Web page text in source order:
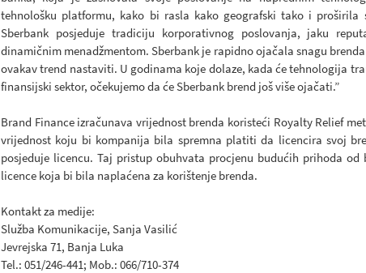
tehnološku platformu, kako bi rasla kako geografski tako i proširila
Sberbank posjeduje tradiciju korporativnog poslovanja, jaku
dinamičnim menadžmentom. Sberbank je rapidno ojačala snagu
ovakav trend nastaviti. U godinama koje dolaze, kada će tehnologija
finansijski sektor, očekujemo da će Sberbank brend još više ojačati.”
Brand Finance izračunava vrijednost brenda koristeći Royalty Relief
vrijednost koju bi kompanija bila spremna platiti da licencira svoj
posjeduje licencu. Taj pristup obuhvata procjenu budućih prihoda od
licence koja bi bila naplaćena za korištenje brenda.
Kontakt za medije:
Služba Komunikacije, Sanja Vasilić
Jevrejska 71, Banja Luka
Tel.: 051/246-441; Mob.: 066/710-374